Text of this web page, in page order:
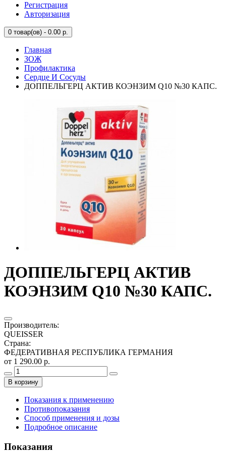
Регистрация
Авторизация
0 товар(ов) - 0.00 р.
Главная
ЗОЖ
Профилактика
Сердце И Сосуды
ДОППЕЛЬГЕРЦ АКТИВ КОЭНЗИМ Q10 №30 КАПС.
ДОППЕЛЬГЕРЦ АКТИВ
КОЭНЗИМ Q10 №30 КАПС.
Производитель:
QUEISSER
Страна:
ФЕДЕРАТИВНАЯ РЕСПУБЛИКА ГЕРМАНИЯ
от 1 290.00 р.
В корзину
Показания к применению
Противопоказания
Способ применения и дозы
Подробное описание
Показания